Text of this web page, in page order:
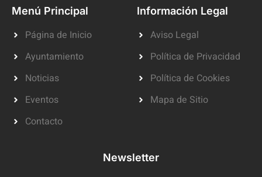
Menú Principal
Página de Inicio
Ayuntamiento
Noticias
Eventos
Contacto
Información Legal
Aviso Legal
Política de Privacidad
Política de Cookies
Mapa de Sitio
Newsletter